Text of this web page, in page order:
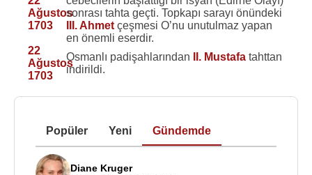
Ağustos
1703
sonrası tahta geçti. Topkapı sarayı önündeki
III. Ahmet çeşmesi O’nu unutulmaz yapan
en önemli eserdir.
22
Ağustos
1703
Osmanlı padişahlarından II. Mustafa tahttan
indirildi.
Popüler Yeni Gündemde
Diane Kruger